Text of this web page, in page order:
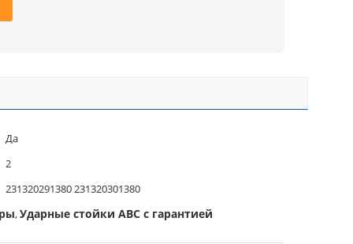
Да
2
231320291380 231320301380
,Ударные стойки ABC с гарантией